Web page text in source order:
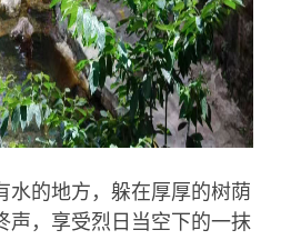
水的地方，躲在厚厚的树荫
声，享受烈日当空下的一抹